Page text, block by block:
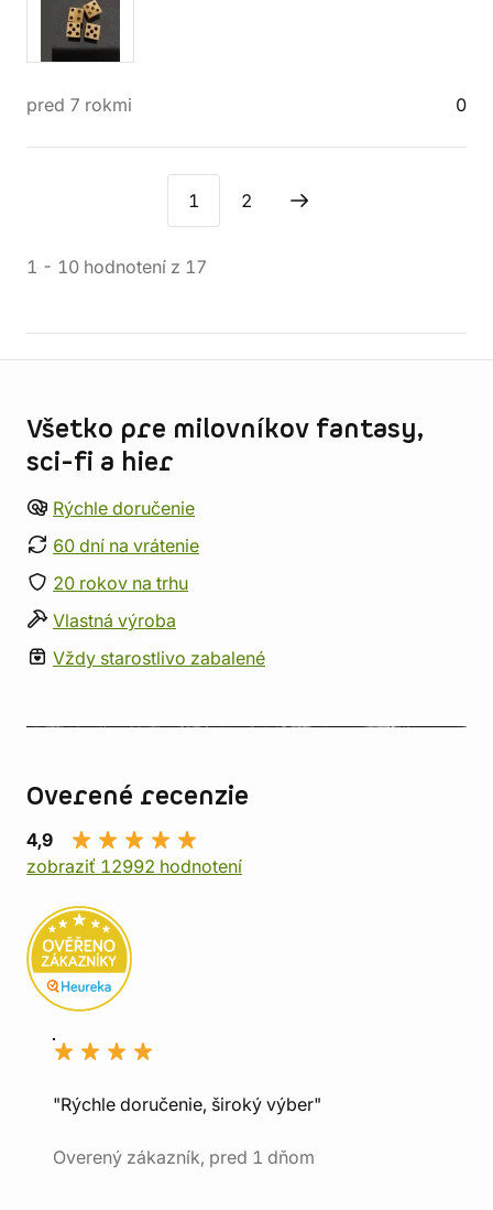
pred 7 rokmi 0
1 2
1 - 10 hodnotení z 17
Všetko pre milovníkov fantasy,
sci-fi a hier
Rýchle doručenie
60 dní na vrátenie
20 rokov na trhu
Vlastná výroba
Vždy starostlivo zabalené
Overené recenzie
4,9
zobraziť 12992 hodnotení
"Rýchle doručenie, široký výber"
Overený zákazník, pred 1 dňom